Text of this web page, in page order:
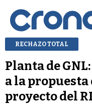
RECHAZO TOTAL
Planta de
a la
proyecto del